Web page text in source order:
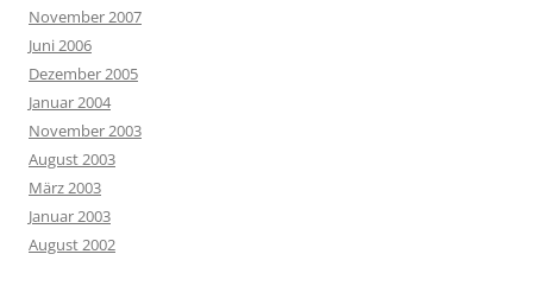
November 2007
Juni 2006
Dezember 2005
Januar 2004
November 2003
August 2003
März 2003
Januar 2003
August 2002